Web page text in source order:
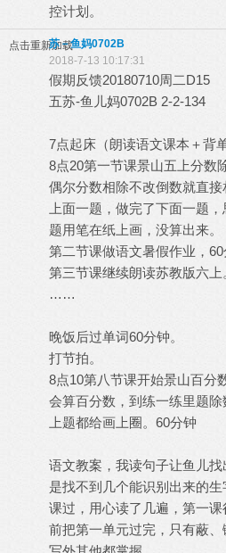
控计划。
点击重新加载苏－鱼妈0702B
2018-7-13 10:17:31
假期反馈20180710周二D15
五苏-鱼儿妈0702B 2-2-134
7点起床（朗读语文课本＋背单
8点20第一节课景山五上分数
偶尔分数相除不改倒数就直
上面一题，做完了下面一题
题用笔在纸上画，没算出来。
第二节课做语文暑假作业，60
第三节课继续朗读苏教版六上
……
晚饭后过单词60分钟。
打节拍。
8点10第八节课开始景山百分
会算百分数，到练一练里题
上题都给画上圈。60分钟
语文教案，我读句子让鱼儿
是找不到几个能识别出来的
课过，用心读了几遍，第一
前把第一单元过完，只有蔽